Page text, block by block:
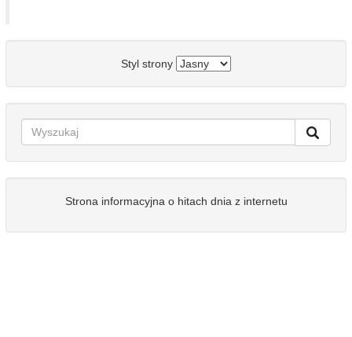
Styl strony
Strona informacyjna o hitach dnia z internetu